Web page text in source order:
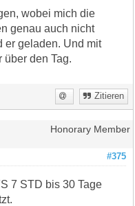
wobei mich die
genau auch nicht
er geladen. Und mit
über den Tag.
Zitieren
Honorary Member
#375
7 STD bis 30 Tage